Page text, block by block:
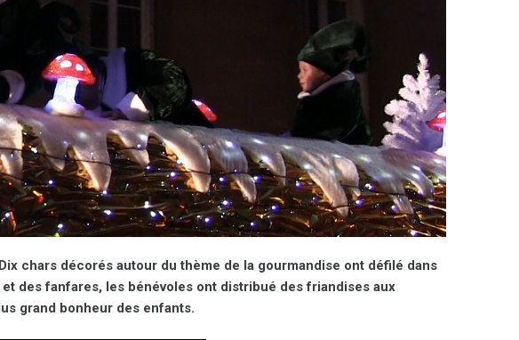
chars décorés autour du thème de la gourmandise ont défilé dans
des fanfares, les bénévoles ont distribué des friandises aux
grand bonheur des enfants.